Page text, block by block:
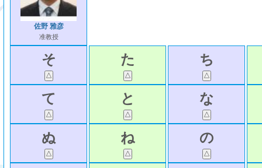
佐野 雅彦
准教授
そ た ち
て と な
ぬ ね の